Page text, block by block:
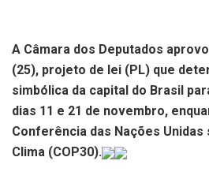
A Câmara dos Deputados
(25), projeto de lei (PL) que
simbólica da capital do Brasil
dias 11 e 21 de novembro,
Conferência das Nações Unidas
Clima (COP30).